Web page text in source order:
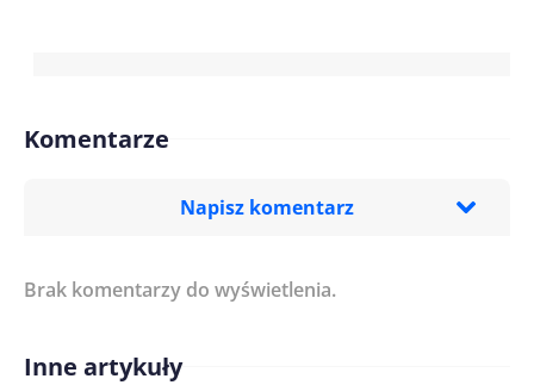
Komentarze
Napisz komentarz
Treść komentarza*
Imię/ Nick*
Brak komentarzy do wyświetlenia.
Inne artykuły